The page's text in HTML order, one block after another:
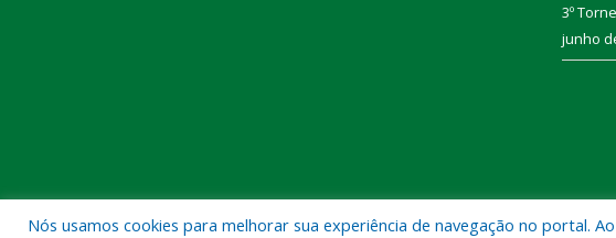
3º
junho
Nós usamos cookies para melhorar sua experiência de navegação no portal.